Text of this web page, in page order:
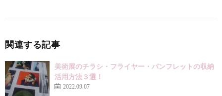
関連する記事
美術展のチラシ・フライヤー・パンフレットの収納
活用方法３選！
2022.09.07